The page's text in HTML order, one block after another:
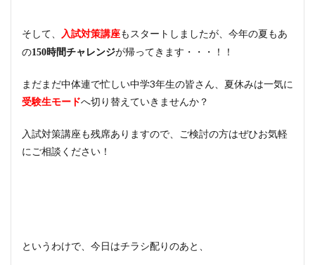
そして、 入試対策講座もスタートしましたが、今年の夏もあ
の150時間チャレンジが帰ってきます・・・！！
まだまだ中体連で忙しい中学3年生の皆さん、夏休みは一気に
受験生モードへ切り替えていきませんか？
入試対策講座も残席ありますので、ご検討の方はぜひお気軽
にご相談ください！
というわけで、今日はチラシ配りのあと、